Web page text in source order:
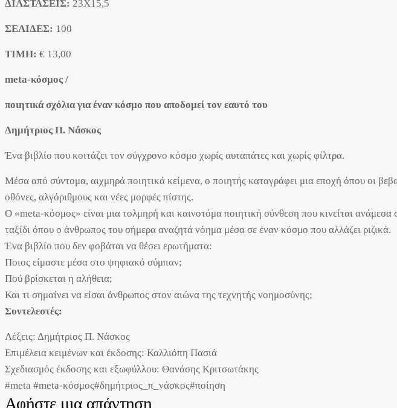
ΔΙΑΣΤΑΣΕΙΣ: 23X15,5
ΣΕΛΙΔΕΣ: 100
ΤΙΜΗ: € 13,00
meta-κόσμος /
ποιητικά σχόλια για έναν κόσμο που αποδομεί τον εαυτό του
Δημήτριος Π. Νάσκος
Ένα βιβλίο που κοιτάζει τον σύγχρονο κόσμο χωρίς αυταπάτες και χωρίς φίλτρα.
Μέσα από σύντομα, αιχμηρά ποιητικά κείμενα, ο ποιητής καταγράφει μια εποχή όπου οι
οθόνες, αλγόριθμους και νέες μορφές πίστης.
Ο «meta-κόσμος» είναι μια τολμηρή και καινοτόμα ποιητική σύνθεση που κινείται
ταξίδι όπου ο άνθρωπος του σήμερα αναζητά νόημα μέσα σε έναν κόσμο που αλλάζει ριζικά.
Ένα βιβλίο που δεν φοβάται να θέσει ερωτήματα:
Ποιος είμαστε μέσα στο ψηφιακό σύμπαν;
Πού βρίσκεται η αλήθεια;
Και τι σημαίνει να είσαι άνθρωπος στον αιώνα της τεχνητής νοημοσύνης;
Συντελεστές:
Λέξεις: Δημήτριος Π. Νάσκος
Επιμέλεια κειμένων και έκδοσης: Καλλιόπη Πασιά
Σχεδιασμός έκδοσης και εξωφύλλου: Θανάσης Κριτσωτάκης
#meta #meta-κόσμος#δημήτριος_π_νάσκος#ποίηση
Αφήστε μια απάντηση